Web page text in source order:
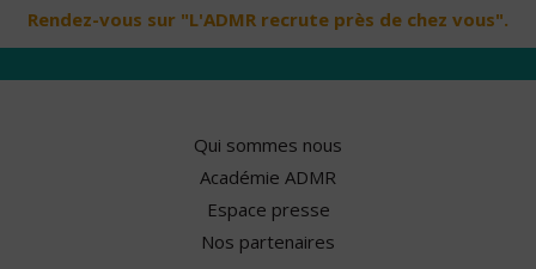
Rendez-vous sur "L'ADMR recrute près de chez vous".
Qui sommes nous
Académie ADMR
Espace presse
Nos partenaires